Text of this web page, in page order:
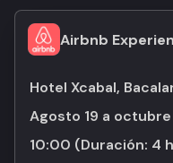
Airbnb
Hotel Xcabal,
agosto 19 a
10:00 (Duración: 4